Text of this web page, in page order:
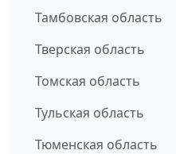
Тамбовская область
Тверская область
Томская область
Тульская область
Тюменская область